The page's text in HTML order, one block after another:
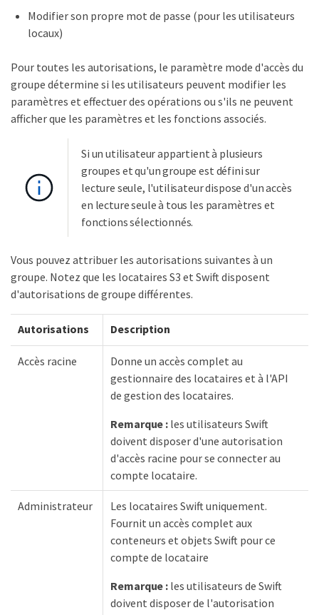
Modifier son propre mot de passe (pour les utilisateurs
locaux)
Pour toutes les autorisations, le paramètre mode d'accès du
groupe détermine si les utilisateurs peuvent modifier les
paramètres et effectuer des opérations ou s'ils ne peuvent
afficher que les paramètres et les fonctions associés.
Si un utilisateur appartient à plusieurs
groupes et qu'un groupe est défini sur
lecture seule, l'utilisateur dispose d'un accès
en lecture seule à tous les paramètres et
fonctions sélectionnés.
Vous pouvez attribuer les autorisations suivantes à un
groupe. Notez que les locataires S3 et Swift disposent
d'autorisations de groupe différentes.
Autorisations Description
Accès racine
Donne un accès complet au
gestionnaire des locataires et à l'API
de gestion des locataires.
Remarque : les utilisateurs Swift
doivent disposer d'une autorisation
d'accès racine pour se connecter au
compte locataire.
Administrateur
Les locataires Swift uniquement.
Fournit un accès complet aux
conteneurs et objets Swift pour ce
compte de locataire
Remarque : les utilisateurs de Swift
doivent disposer de l'autorisation